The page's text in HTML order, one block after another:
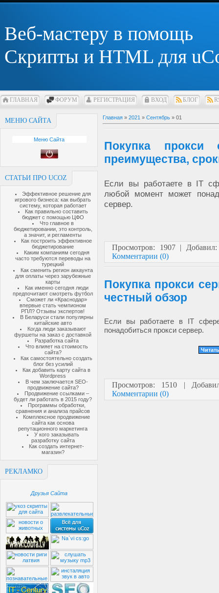
Веб-мастеру в помощь
Скрипты и HTML для
ГЛАВНАЯ ФОРУМ РЕГИСТРАЦИЯ ВХОД БЛОГ
МЕНЮ САЙТА
Меню Сайта
СТАТЬИ ПРО UCOZ
Эффективное решение для
игрового бизнеса: как выбрать
систему, которая работает
Как правильно составить
бюджет с помощью ЦФО
Что главное в
бюджетировании, это контроль,
а значит, и регламенты
Как построить эффективное
бюджетирование
Каким компаниям сегодня
часто требуются переводы на
турецкий
Как сменить регион аккаунта
для оплаты через зарубежные
карты
Как именно сегодня люди
предпочитают смотреть футбол
Сможет ли «Краснодар»
впервые стать чемпионом
РПЛ? Отзывы экспертов!
В Беларуси стали популярны
китайские авто
Когда люди заказывают
фуршеты на заказ с доставкой
Разработка сайта
Что влияет на стоимость
сайта?
Как самостоятельно создать
блог без усилий
Как добавить карту сайта в
Wordpress
В чем заключается SEO-
продвижение сайта?
Продвижение ссылками –
будет ли работать в 2015 году?
Программы обработки,
сравнения и анализа прайсов
Комплексное продвижение
сайта как основа
репутационного маркетинга
У кого заказывать
разработку сайта
Как создать интернет-
магазин?
РЕКЛАМКО
Друзья Сайта
Главная » 2021 » Сентябрь » 01
Покупка прокси
преимущества,
Если вы работаете в IT
любой момент может
сервер.
Просмотров: 1907 |
Комментарии (0)
Покупка прокси
честный обзор
Если вы работаете в IT
понадобиться прокси сервер.
Просмотров: 1510 |
Комментарии (0)